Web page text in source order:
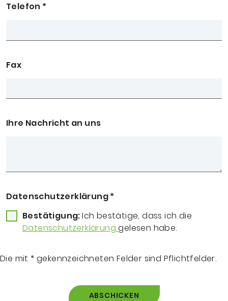
Telefon *
Fax
Ihre Nachricht an uns
Datenschutzerklärung*
Bestätigung:Ich bestätige, dass ich die
Datenschutzerklärunggelesen habe.
Die mit * gekennzeichneten Felder sind Pflichtfelder.
ABSCHICKEN